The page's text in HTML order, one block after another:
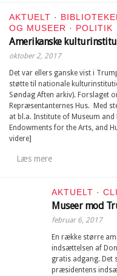
AKTUELT ·
OG MUSEER · POLITIK
Amerikanske
oktober 2, 2017
Det var ellers ganske vist i
støtte til nationale
Søndag Aften arkiv). Forslaget
Repræsentanternes Hus. Med
at bl.a. Institute of Museum and
Endowments for the Arts, and
videre]
Læs mere
AKTUELT ·
Museer mod
februar 6, 2017
En række større
indsættelsen af
gratis adgang. Det
præsidentens